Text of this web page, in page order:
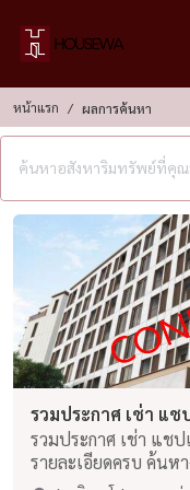
หน้าแรก ผลการค้นหา
รวมประกาศ เช่า แช
รวมประกาศ เช่า แช
รายละเอียดครบ ค้นห